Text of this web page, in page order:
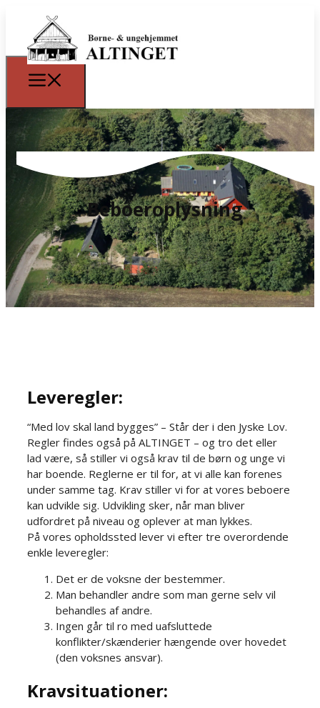
Beboeroplysning
Leveregler:​
“Med lov skal land bygges” – Står der i den Jyske Lov.
Regler findes også på ALTINGET – og tro det eller
lad være, så stiller vi også krav til de børn og unge vi
har boende. Reglerne er til for, at vi alle kan forenes
under samme tag. Krav stiller vi for at vores beboere
kan udvikle sig. Udvikling sker, når man bliver
udfordret på niveau og oplever at man lykkes.​​
På vores opholdssted lever vi efter tre overordende
enkle leveregler:​
Det er de voksne der bestemmer.​
Man behandler andre som man gerne selv vil
behandles af andre.
Ingen går til ro med uafsluttede
konflikter/skænderier hængende over hovedet
(den voksnes ansvar).
Kravsituationer: